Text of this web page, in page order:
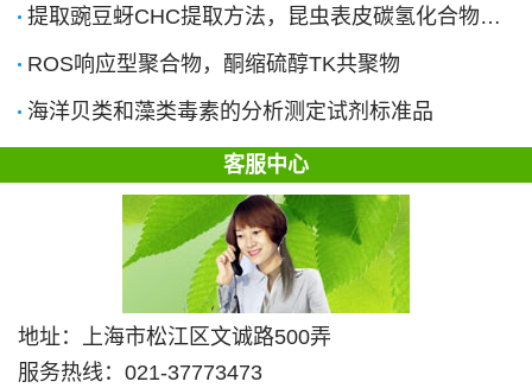
提取豌豆蚜CHC提取方法，昆虫表皮碳氢化合物（Cuticular hydrocarbon）
ROS响应型聚合物，酮缩硫醇TK共聚物
海洋贝类和藻类毒素的分析测定试剂标准品
客服中心
地址：上海市松江区文诚路500弄
服务热线：021-37773473